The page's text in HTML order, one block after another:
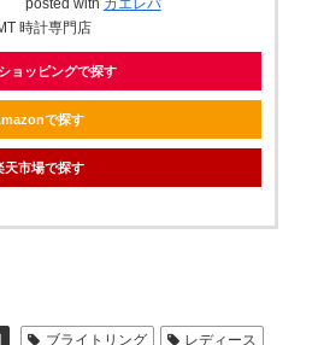
posted with カエレバ
時計専門店
ョッピングで探す
で探す
天市場で探す
ブライトリング レディース